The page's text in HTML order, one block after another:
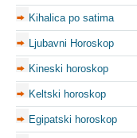
Kihalica po satima
Ljubavni Horoskop
Kineski horoskop
Keltski horoskop
Egipatski horoskop